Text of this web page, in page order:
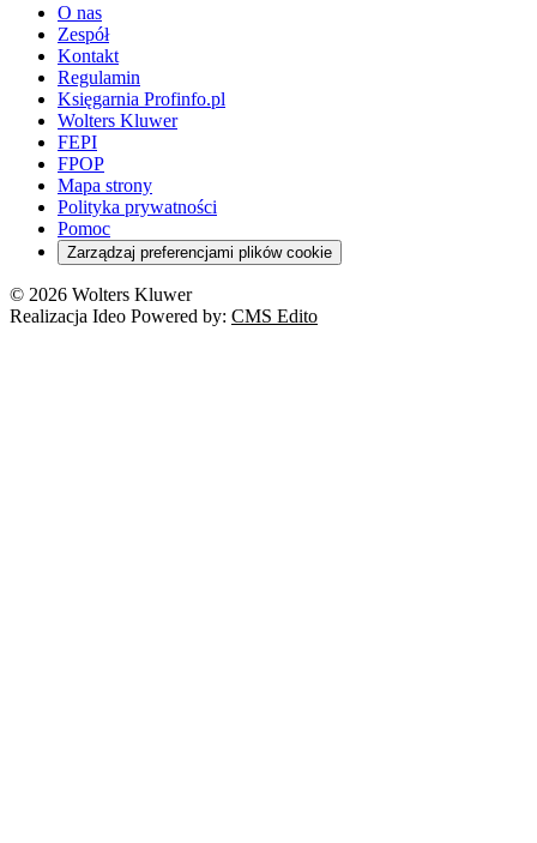
O nas
Zespół
Kontakt
Regulamin
Księgarnia Profinfo.pl
Wolters Kluwer
FEPI
FPOP
Mapa strony
Polityka prywatności
Pomoc
Zarządzaj preferencjami plików cookie
© 2026 Wolters Kluwer
Realizacja Ideo Powered by: CMS Edito